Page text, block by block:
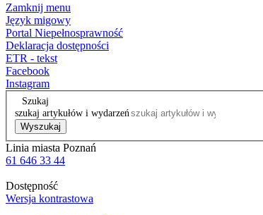
Zamknij menu
Język migowy
Portal Niepełnosprawność
Deklaracja dostępności
ETR - tekst
Facebook
Instagram
Szukaj
szukaj artykułów i wydarzeń
Wyszukaj
Linia miasta Poznań
61 646 33 44
Dostępność
Wersja kontrastowa